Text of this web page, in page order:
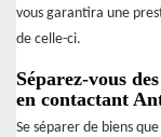
vous garantira une
de celle-ci.
Séparez-vous
en contactant
Se séparer de biens